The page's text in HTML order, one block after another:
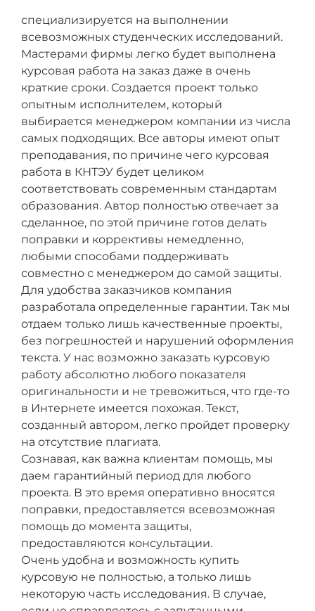
специализируется на выполнении
всевозможных студенческих исследований.
Мастерами фирмы легко будет выполнена
курсовая работа на заказ даже в очень
краткие сроки. Создается проект только
опытным исполнителем, который
выбирается менеджером компании из числа
самых подходящих. Все авторы имеют опыт
преподавания, по причине чего курсовая
работа в КНТЭУ будет целиком
соответствовать современным стандартам
образования. Автор полностью отвечает за
сделанное, по этой причине готов делать
поправки и коррективы немедленно,
любыми способами поддерживать
совместно с менеджером до самой защиты.
Для удобства заказчиков компания
разработала определенные гарантии. Так мы
отдаем только лишь качественные проекты,
без погрешностей и нарушений оформления
текста. У нас возможно заказать курсовую
работу абсолютно любого показателя
оригинальности и не тревожиться, что где-то
в Интернете имеется похожая. Текст,
созданный автором, легко пройдет проверку
на отсутствие плагиата.
Сознавая, как важна клиентам помощь, мы
даем гарантийный период для любого
проекта. В это время оперативно вносятся
поправки, предоставляется всевозможная
помощь до момента защиты,
предоставляются консультации.
Очень удобна и возможность купить
курсовую не полностью, а только лишь
некоторую часть исследования. В случае,